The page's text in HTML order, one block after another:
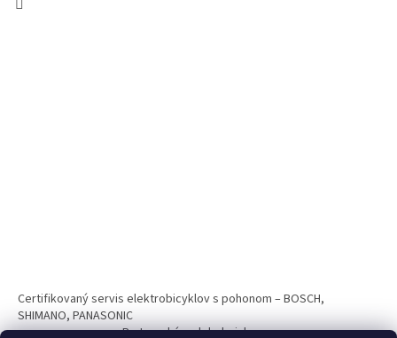
Certifikovaný servis elektrobicyklov s pohonom – BOSCH,
SHIMANO, PANASONIC
Partnerský web hokejshop.eu